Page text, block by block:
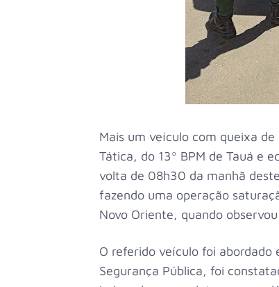
Mais um veículo com queixa
Tática, do 13º BPM de Tauá e
volta de 08h30 da manhã
fazendo uma operação
Novo Oriente, quando
O referido veículo foi abordado
Segurança Pública, foi